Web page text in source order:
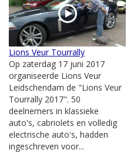
Lions Veur Tourrally
Op zaterdag 17 juni 2017
organiseerde Lions Veur
Leidschendam de "Lions Veur
Tourrally 2017". 50
deelnemers in klassieke
auto's, cabriolets en volledig
electrische auto's, hadden
ingeschreven voor...